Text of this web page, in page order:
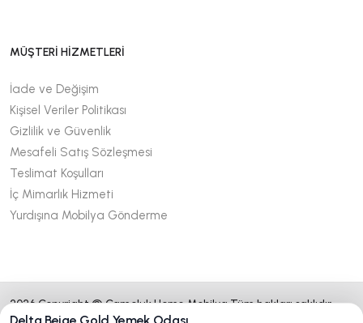
MÜŞTERİ HİZMETLERİ
İade ve Değişim
Kişisel Veriler Politikası
Gizlilik ve Güvenlik
Mesafeli Satış Sözleşmesi
Teslimat Koşulları
İç Mimarlık Hizmeti
Yurdışına Mobilya Gönderme
2026 Copyright © Çamoluk Home Mobilya Tüm hakları saklıdır.